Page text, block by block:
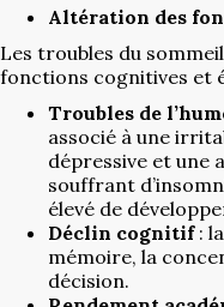
Altération des
Les troubles du
fonctions cognitives et
Troubles de
associé à une
dépressive et une
souffrant
élevé de
Déclin cognitif:
mémoire, la
décision.